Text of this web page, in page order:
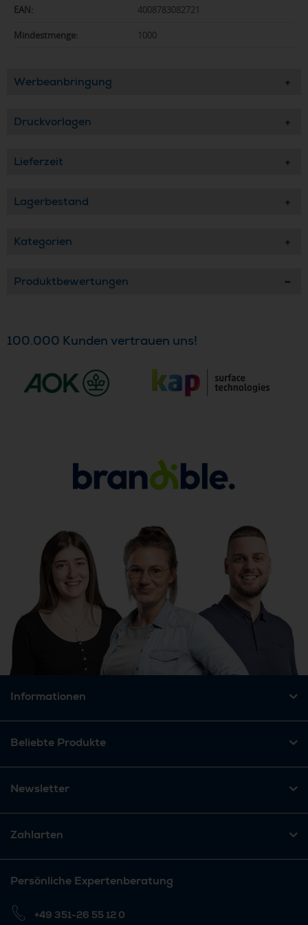
EAN: 4008783082721
Mindestmenge: 1000
Werbeanbringung
Druckvorlagen
Lieferzeit
Lagerbestand
Kategorien
Produktbewertungen
100.000 Kunden vertrauen uns!
Informationen
Beliebte Produkte
Newsletter
Zahlarten
Persönliche Expertenberatung
+49 351-26 55 12 0